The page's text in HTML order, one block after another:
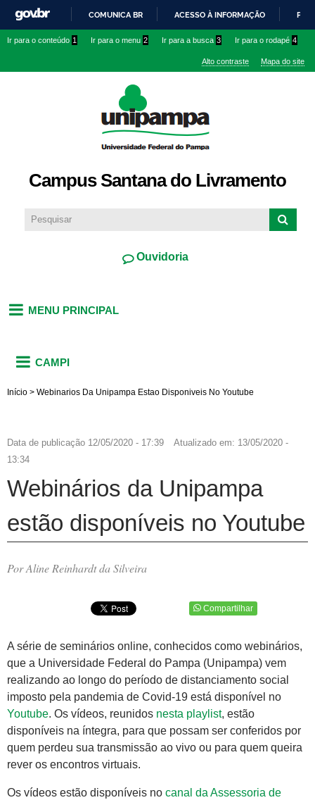
conteúdo
IR
O
COMUNICA BR ACESSO À INFORMAÇÃO
Ir para o conteúdo 1 Ir para o menu 2 Ir para a busca 3 Ir para o rodapé 4
Alto contraste Mapa do site
Campus Santana do Livramento
Ouvidoria
MENU PRINCIPAL
CAMPI
Início > Webinarios Da Unipampa Estao Disponiveis No Youtube
Data de publicação 12/05/2020 - 17:39 Atualizado em: 13/05/2020 -
13:34
Webinários da Unipampa
estão disponíveis no Youtube
Por Aline Reinhardt da Silveira
Compartilhar
A série de seminários online, conhecidos como webinários,
que a Universidade Federal do Pampa (Unipampa) vem
realizando ao longo do período de distanciamento social
imposto pela pandemia de Covid-19 está disponível no
Youtube. Os vídeos, reunidos nesta playlist, estão
disponíveis na íntegra, para que possam ser conferidos por
quem perdeu sua transmissão ao vivo ou para quem queira
rever os encontros virtuais.
Os vídeos estão disponíveis no canal da Assessoria de